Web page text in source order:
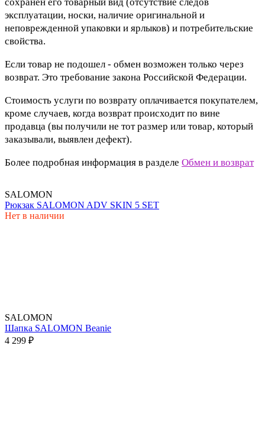
эксплуатации, носки, наличие оригинальной и
неповрежденной упаковки и ярлыков) и потребительские
свойства.
Если товар не подошел - обмен возможен только через
возврат. Это требование закона Российской Федерации.
Стоимость услуги по возврату оплачивается покупателем,
кроме случаев, когда возврат происходит по вине
продавца (вы получили не тот размер или товар, который
заказывали, выявлен дефект).
Более подробная информация в разделе Обмен и возврат
SALOMON
Рюкзак SALOMON ADV SKIN 5 SET
Нет в наличии
SALOMON
Шапка SALOMON Beanie
4 299 ₽